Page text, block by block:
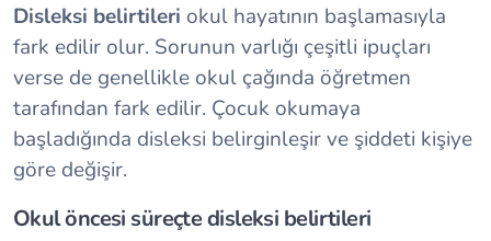
Disleksi belirtileri okul hayatının başlamasıyla
fark edilir olur. Sorunun varlığı çeşitli ipuçları
verse de genellikle okul çağında öğretmen
tarafından fark edilir. Çocuk okumaya
başladığında disleksi belirginleşir ve şiddeti kişiye
göre değişir.
Okul öncesi süreçte disleksi belirtileri